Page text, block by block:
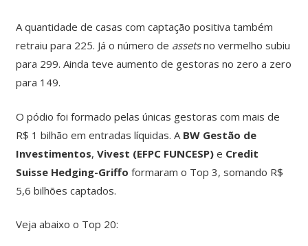
A quantidade de casas com captação positiva também
retraiu para 225. Já o número de assetsno vermelho subiu
para 299. Ainda teve aumento de gestoras no zero a zero
para 149.
O pódio foi formado pelas únicas gestoras com mais de
R$ 1 bilhão em entradas líquidas. A BW Gestão de
Investimentos, Vivest (EFPC FUNCESP) e Credit
Suisse Hedging-Griffo formaram o Top 3, somando R$
5,6 bilhões captados.
Veja abaixo o Top 20: